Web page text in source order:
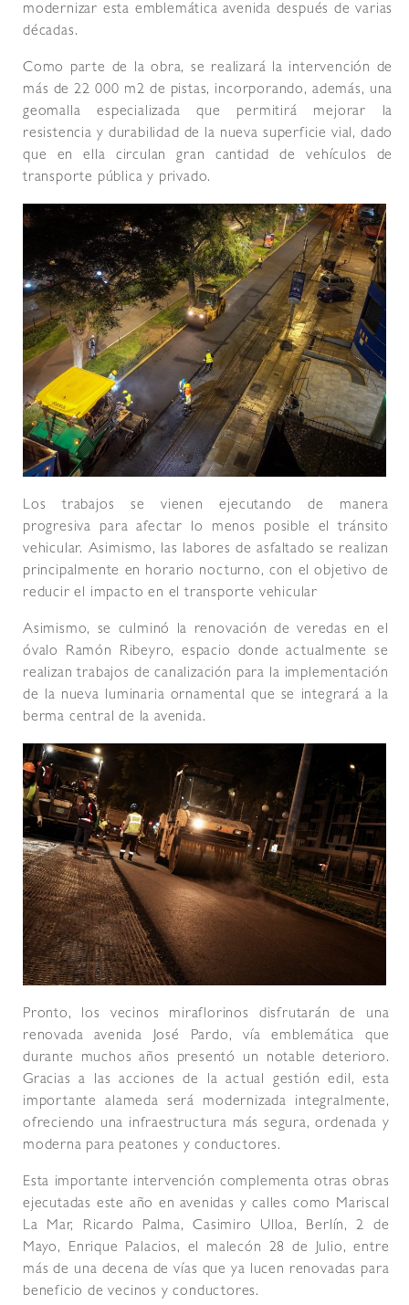
modernizar esta emblemática avenida después de varias
décadas.
Como parte de la obra, se realizará la intervención de
más de 22 000 m2 de pistas, incorporando, además, una
geomalla especializada que permitirá mejorar la
resistencia y durabilidad de la nueva superficie vial, dado
que en ella circulan gran cantidad de vehículos de
transporte pública y privado.
Los trabajos se vienen ejecutando de manera
progresiva para afectar lo menos posible el tránsito
vehicular. Asimismo, las labores de asfaltado se realizan
principalmente en horario nocturno, con el objetivo de
reducir el impacto en el transporte vehicular
Asimismo, se culminó la renovación de veredas en el
óvalo Ramón Ribeyro, espacio donde actualmente se
realizan trabajos de canalización para la implementación
de la nueva luminaria ornamental que se integrará a la
berma central de la avenida.
Pronto, los vecinos miraflorinos disfrutarán de una
renovada avenida José Pardo, vía emblemática que
durante muchos años presentó un notable deterioro.
Gracias a las acciones de la actual gestión edil, esta
importante alameda será modernizada integralmente,
ofreciendo una infraestructura más segura, ordenada y
moderna para peatones y conductores.
Esta importante intervención complementa otras obras
ejecutadas este año en avenidas y calles como Mariscal
La Mar, Ricardo Palma, Casimiro Ulloa, Berlín, 2 de
Mayo, Enrique Palacios, el malecón 28 de Julio, entre
más de una decena de vías que ya lucen renovadas para
beneficio de vecinos y conductores.